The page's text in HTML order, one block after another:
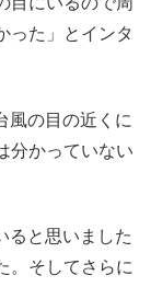
った」とインタ
風の目の近くに
分かっていない
ると思いました
。そしてさらに